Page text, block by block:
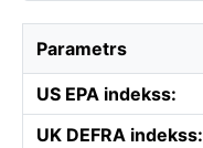
Parametrs
US EPA indekss:
UK DEFRA indekss: